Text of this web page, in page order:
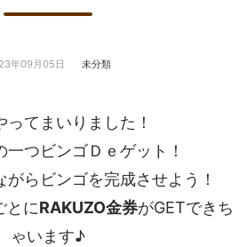
年09月05日 未分類
ってまいりました！
一つビンゴＤｅゲット！
らビンゴを完成させよう！
とにRAKUZO金券がGETできち
ゃいます♪